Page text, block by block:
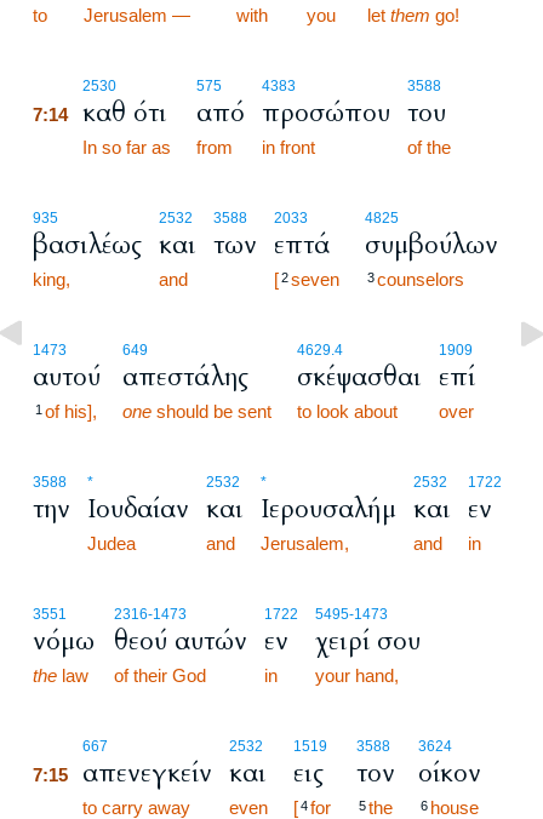
to Jerusalem — with you let them go!
2530
7:14 καθ ότι
In so far as
575
από
from
4383
προσώπου
in front
3588
του
of the
935
βασιλέως
king,
2532
και
and
3588
των
2033
επτά
[2seven
4825
συμβούλων
3counselors
1473
αυτού
1 of his],
649
απεστάλης
one should be sent
4629.4
σκέψασθαι
to look about
1909
επί
over
3588
την
*
Ιουδαίαν
Judea
2532
και
and
*
Ιερουσαλήμ
Jerusalem,
2532
και
and
1722
εν
in
3551
νόμω
the law
2316-1473
θεού αυτών
of their God
1722
εν
in
5495-1473
χειρί σου
your hand,
667
7:15 απενεγκείν
to carry away
2532
και
even
1519
εις
[4for
3588
τον
5the
3624
οίκον
6 house